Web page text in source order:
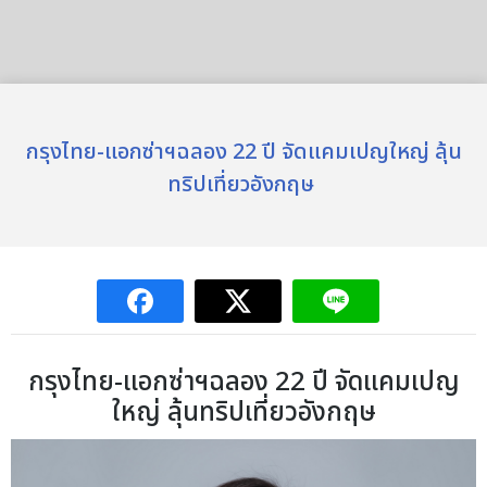
กรุงไทย-แอกซ่าฯฉลอง 22 ปี จัดแคมเปญใหญ่ ลุ้น
ทริปเที่ยวอังกฤษ
กรุงไทย-แอกซ่าฯฉลอง 22 ปี จัดแคมเปญ
ใหญ่ ลุ้นทริปเที่ยวอังกฤษ